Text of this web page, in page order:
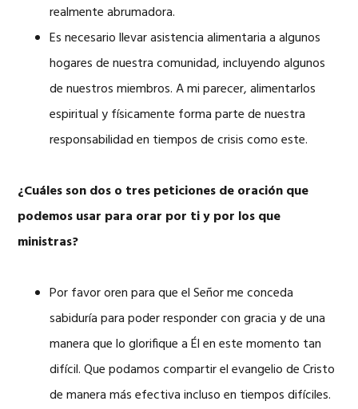
realmente abrumadora.
Es necesario llevar asistencia alimentaria a algunos
hogares de nuestra comunidad, incluyendo algunos
de nuestros miembros. A mi parecer, alimentarlos
espiritual y físicamente forma parte de nuestra
responsabilidad en tiempos de crisis como este.
¿Cuáles son dos o tres peticiones de oración que
podemos usar para orar por ti y por los que
ministras?
Por favor oren para que el Señor me conceda
sabiduría para poder responder con gracia y de una
manera que lo glorifique a Él en este momento tan
difícil. Que podamos compartir el evangelio de Cristo
de manera más efectiva incluso en tiempos difíciles.